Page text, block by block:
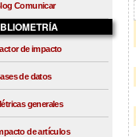
Comunicar
de impacto
de datos
generales
de artículos